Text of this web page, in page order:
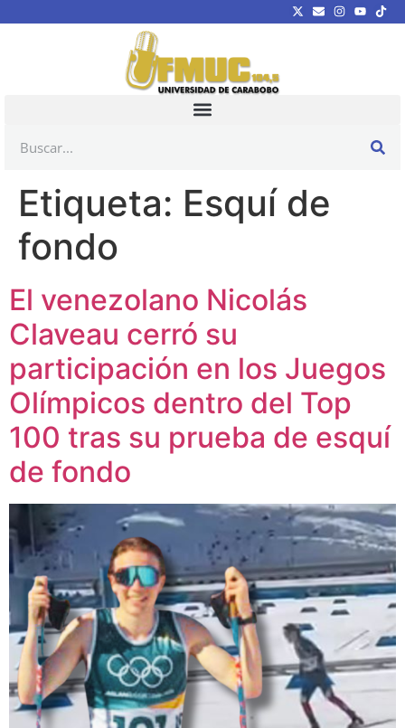
Etiqueta: Esquí de
fondo
El venezolano Nicolás
Claveau cerró su
participación en los Juegos
Olímpicos dentro del Top
100 tras su prueba de esquí
de fondo